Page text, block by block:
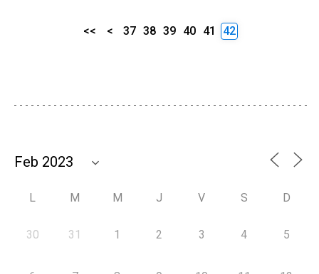
<< < 37 38 39 40 41 42
L M M J V S D
30 31 1 2 3 4 5